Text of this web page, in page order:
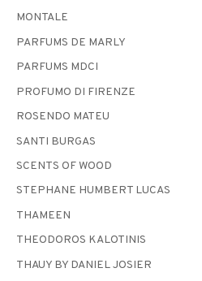
MONTALE
PARFUMS DE MARLY
PARFUMS MDCI
PROFUMO DI FIRENZE
ROSENDO MATEU
SANTI BURGAS
SCENTS OF WOOD
STEPHANE HUMBERT LUCAS
THAMEEN
THEODOROS KALOTINIS
THAUY BY DANIEL JOSIER